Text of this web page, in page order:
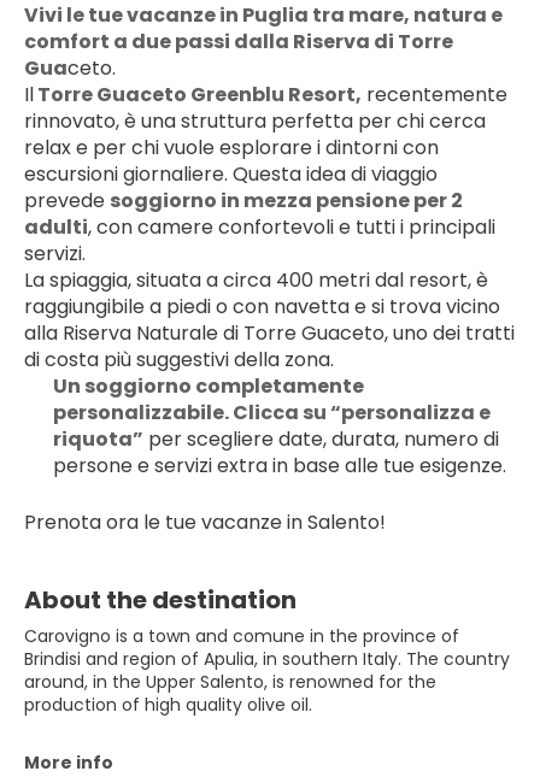
Vivi le tue vacanze in Puglia tra mare, natura e
comfort a due passi dalla Riserva di Torre
Guaceto.
Il Torre Guaceto Greenblu Resort, recentemente
rinnovato, è una struttura perfetta per chi cerca
relax e per chi vuole esplorare i dintorni con
escursioni giornaliere. Questa idea di viaggio
prevede soggiorno in mezza pensione per 2
adulti, con camere confortevoli e tutti i principali
servizi.
La spiaggia, situata a circa 400 metri dal resort, è
raggiungibile a piedi o con navetta e si trova vicino
alla Riserva Naturale di Torre Guaceto, uno dei tratti
di costa più suggestivi della zona.
Un soggiorno completamente
personalizzabile. Clicca su “personalizza e
riquota” per scegliere date, durata, numero di
persone e servizi extra in base alle tue esigenze.
Prenota ora le tue vacanze in Salento!
About the destination
Carovigno is a town and comune in the province of
Brindisi and region of Apulia, in southern Italy. The country
around, in the Upper Salento, is renowned for the
production of high quality olive oil.
More info